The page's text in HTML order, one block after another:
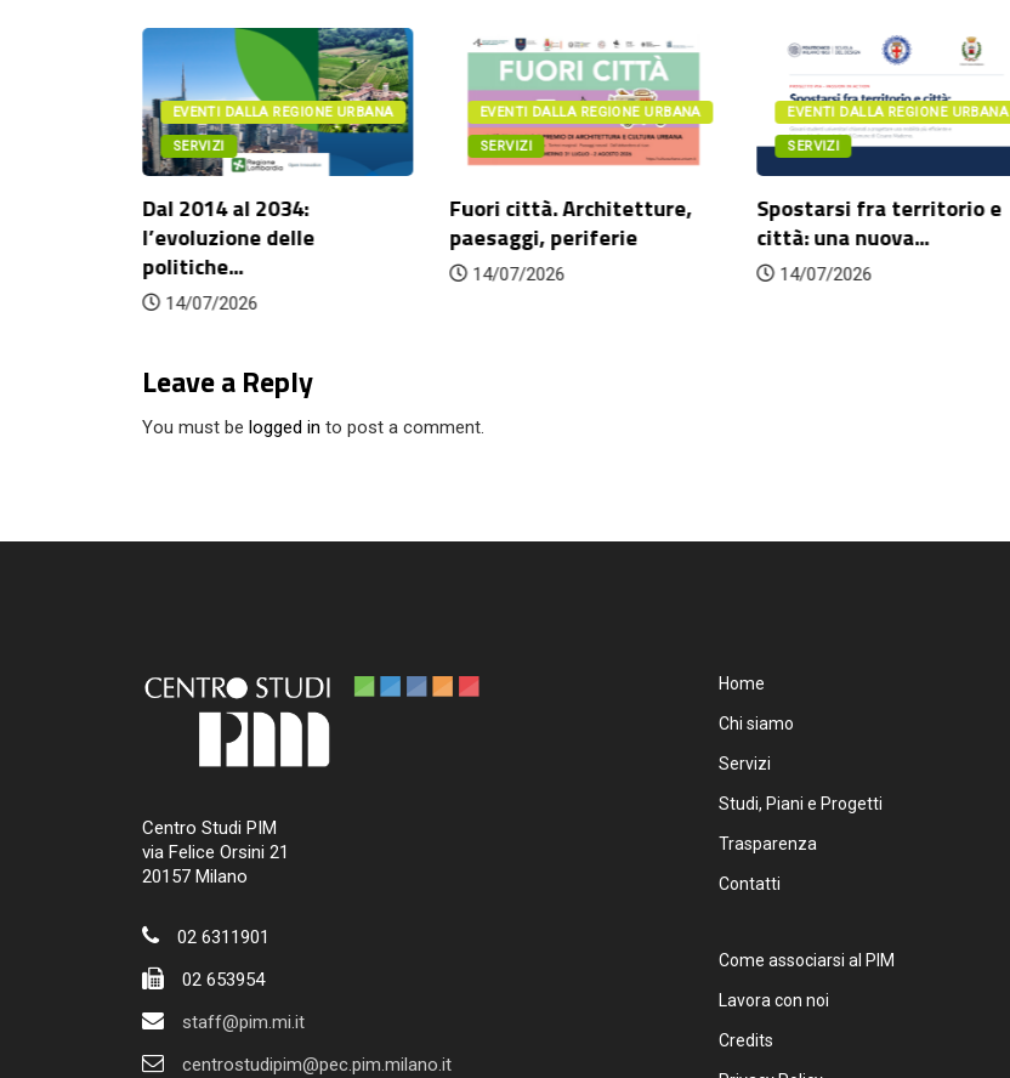
EVENTI DALLA REGIONE URBANA
SERVIZI
Dal 2014 al 2034:
l’evoluzione delle
politiche...
14/07/2026
EVENTI DALLA REGIONE URBANA
SERVIZI
Fuori città. Architetture,
paesaggi, periferie
14/07/2026
EVENTI DALLA REGIONE URBANA
SERVIZI
Spostarsi fra territorio e
città: una nuova...
14/07/2026
Leave a Reply
You must be logged in to post a comment.
Centro Studi PIM
via Felice Orsini 21
20157 Milano
02 6311901
02 653954
staff@pim.mi.it
centrostudipim@pec.pim.milano.it
Home
Chi siamo
Servizi
Studi, Piani e Progetti
Trasparenza
Contatti
Come associarsi al PIM
Lavora con noi
Credits